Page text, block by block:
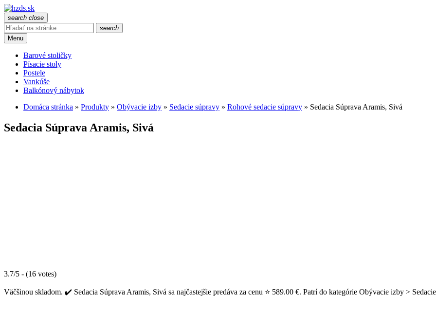
search close
search
Menu
Barové stoličky
Písacie stoly
Postele
Vankúše
Balkónový nábytok
Domáca stránka » Produkty » Obývacie izby » Sedacie súpravy » Rohové sedacie súpravy » Sedacia Súprava Aramis, Sivá
Sedacia Súprava Aramis, Sivá
3.7/5 - (16 votes)
Väčšinou skladom. ✔️ Sedacia Súprava Aramis, Sivá sa najčastejšie predáva za cenu ⭐ 589.00 €. Patrí do kategórie Obývacie izby >